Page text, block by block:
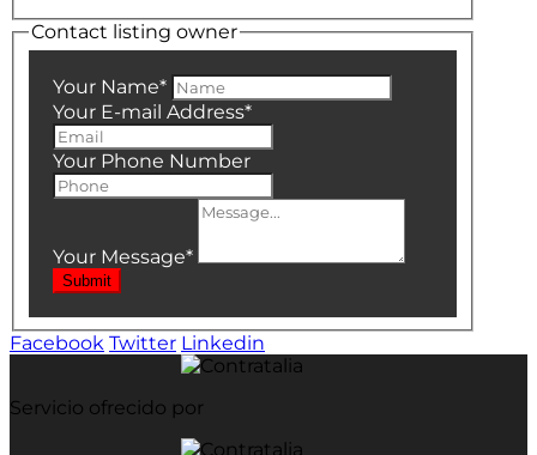
Contact listing owner
Your Name*
Your E-mail Address*
Your Phone Number
Your Message*
Submit
Facebook Twitter Linkedin
Servicio ofrecido por